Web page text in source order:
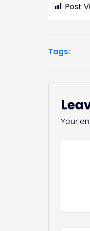
Post
Tags:
Your